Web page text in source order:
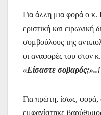
Για άλλη μια φορά ο
εριστική και ειρωνική
συμβούλους της
οι αναφορές του στον
«Είσαστε σοβαρός;»..!
Για πρώτη, ίσως,
εμφανίστηκε